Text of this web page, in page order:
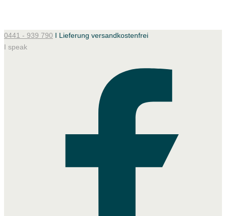
0441 - 939 790 I Lieferung versandkostenfrei
I speak